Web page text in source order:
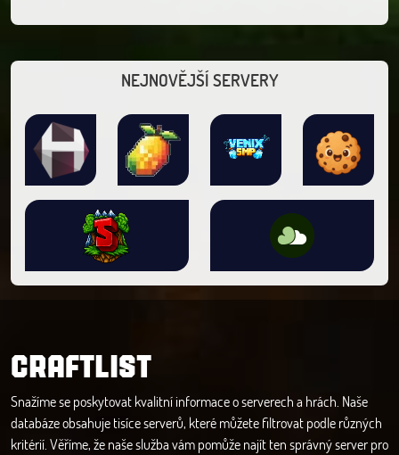
NEJNOVĚJŠÍ SERVERY
CRAFTLIST
Snažíme se poskytovat kvalitní informace o serverech a hrách. Naše
databáze obsahuje tisíce serverů, které můžete filtrovat podle různých
kritérií. Věříme, že naše služba vám pomůže najít ten správný server pro